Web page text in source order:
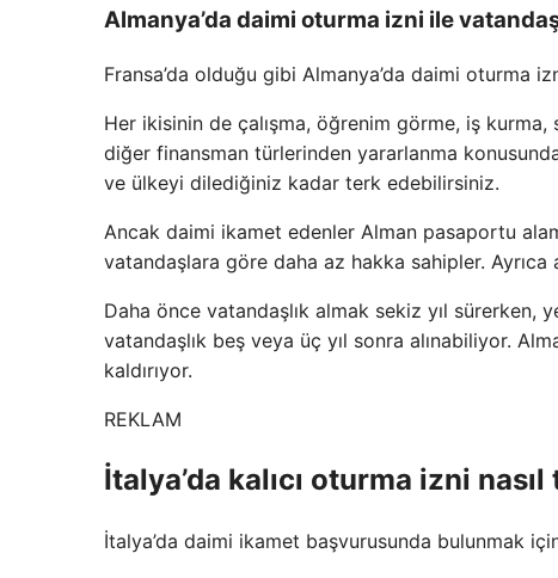
Almanya’da daimi oturma izni ile
Fransa’da olduğu gibi Almanya’da daimi oturma
Her ikisinin de çalışma, öğrenim görme, iş
diğer finansman türlerinden yararlanma
ve ülkeyi dilediğiniz kadar terk edebilirsiniz.
Ancak daimi ikamet edenler Alman pasaportu
vatandaşlara göre daha az hakka sahipler.
Daha önce vatandaşlık almak sekiz yıl sürerken,
vatandaşlık beş veya üç yıl sonra alınabiliyor.
kaldırıyor.
REKLAM
İtalya’da kalıcı oturma izni
İtalya’da daimi ikamet başvurusunda bulunmak